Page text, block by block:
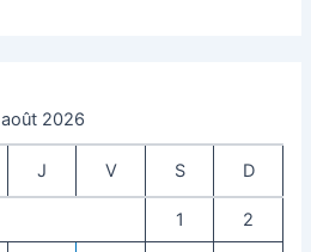
août 2026
J V S D
1 2